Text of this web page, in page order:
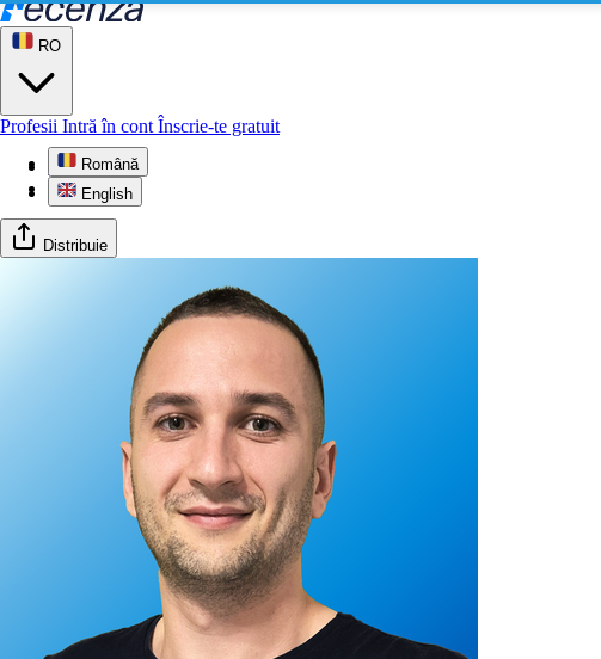
RO
Română
English
Profesii Intră în cont Înscrie-te gratuit
Profil
Galerie
Distribuie